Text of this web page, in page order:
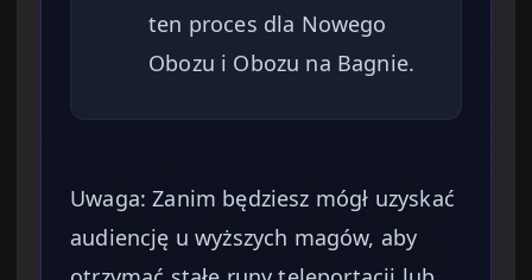
ten proces dla Nowego
Obozu i Obozu na Bagnie.
Uwaga: Zanim będziesz mógł uzyskać
audiencję u wyższych magów, aby